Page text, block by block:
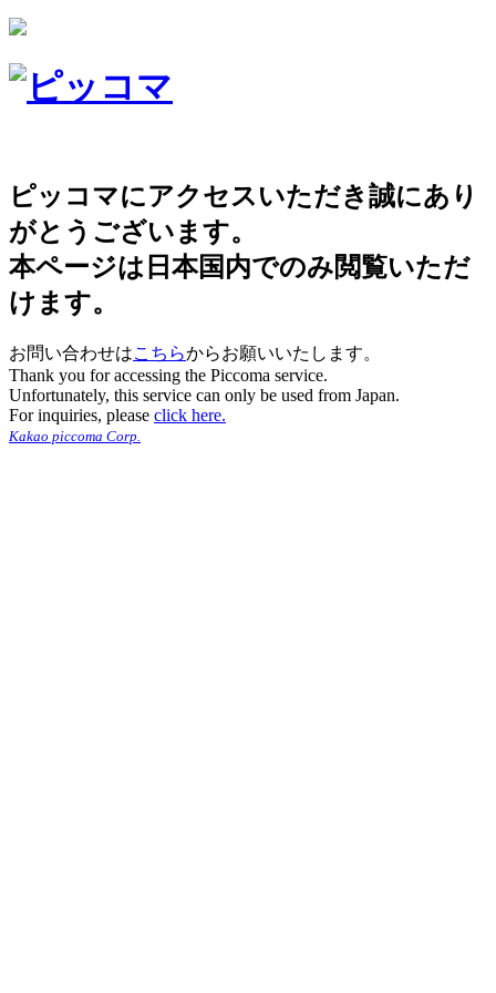
ピッコマにアクセスいただき誠にあり
がとうございます。
本ページは日本国内でのみ閲覧いただ
けます。
お問い合わせはこちらからお願いいたします。
Thank you for accessing the Piccoma service.
Unfortunately, this service can only be used from Japan.
For inquiries, please click here.
Kakao piccoma Corp.